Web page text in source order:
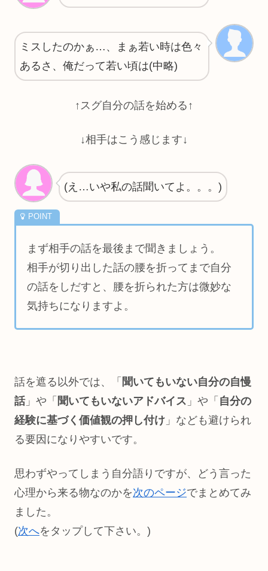
ミスしたのかぁ…、まぁ若い時は色々
あるさ、俺だって若い頃は(中略)
↑スグ自分の話を始める↑
↓相手はこう感じます↓
(え…いや私の話聞いてよ。。。)
まず相手の話を最後まで聞きましょう。
相手が切り出した話の腰を折ってまで自分
の話をしだすと、腰を折られた方は微妙な
気持ちになりますよ。
話を遮る以外では、「 聞いてもいない自分の自慢
話」や「 聞いてもいないアドバイス 」や「 自分の
経験に基づく価値観の押し付け 」なども避けられ
る要因になりやすいです。
思わずやってしまう自分語りですが、どう言った
心理から来る物なのかを次のページでまとめてみ
ました。
(次へをタップして下さい。)